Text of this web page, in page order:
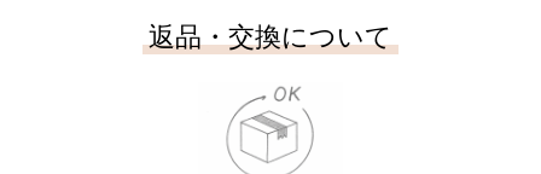
返品・交換について